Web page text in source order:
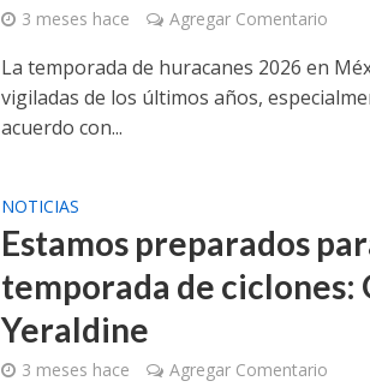
3 meses hace Agregar Comentario
La temporada de huracanes 2026 en
vigiladas de los últimos años,
acuerdo con...
NOTICIAS
Estamos preparados
temporada de ciclones:
Yeraldine
3 meses hace Agregar Comentario